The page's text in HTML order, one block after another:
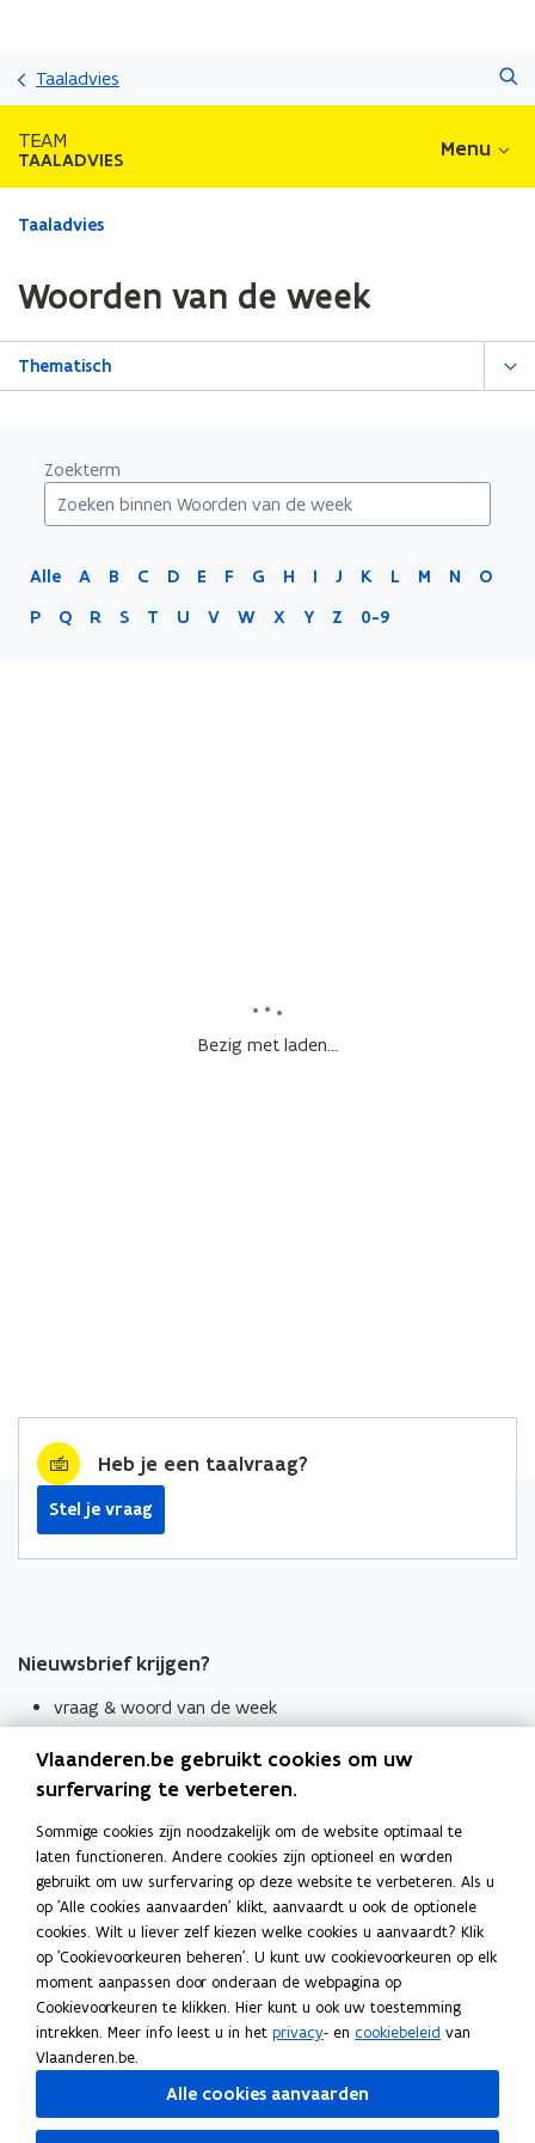
Taaladvies
TEAM
TAALADVIES Menu
Gedaan
zich
op:
Woorden
Taaladvies
Woorden van de week
Thematisch
Zoekterm
Alle A B C D E F G H I J K L M N
O
P
Q R S T U V W X Y Z 0-9
Bezig met laden...
Heb je een taalvraag?
Stel je vraag
Nieuwsbrief krijgen?
vraag & woord van de week
Schrijf je in
Thema's
Taaladviezen
Spellingregels
Tips voor duidelijke taal
Bekijk ook
Spellingtests
Boek- en webwijzer
Vlaanderen.be gebruikt cookies om uw
surfervaring te verbeteren.
Sommige cookies zijn noodzakelijk om de website optimaal te
laten functioneren. Andere cookies zijn optioneel en worden
gebruikt om uw surfervaring op deze website te verbeteren. Als u
op 'Alle cookies aanvaarden' klikt, aanvaardt u ook de optionele
cookies. Wilt u liever zelf kiezen welke cookies u aanvaardt? Klik
op 'Cookievoorkeuren beheren'. U kunt uw cookievoorkeuren op elk
moment aanpassen door onderaan de webpagina op
Cookievoorkeuren te klikken. Hier kunt u ook uw toestemming
intrekken. Meer info leest u in het privacy- en cookiebeleid van
Vlaanderen.be.
Alle cookies aanvaarden